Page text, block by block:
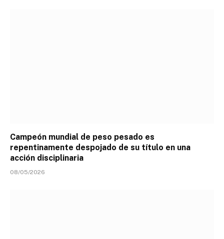
Campeón mundial de peso pesado es
repentinamente despojado de su título en una
acción disciplinaria
08/05/2026